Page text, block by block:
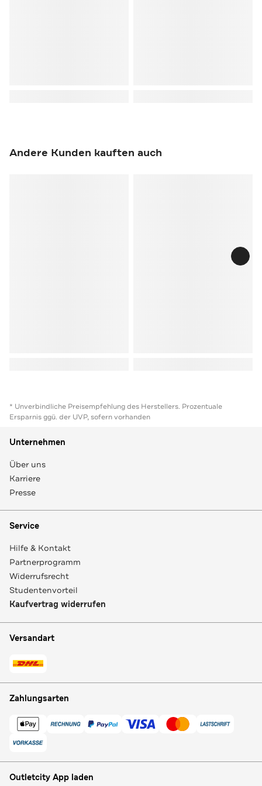
Andere Kunden kauften auch
* Unverbindliche Preisempfehlung des Herstellers. Prozentuale
Ersparnis ggü. der UVP, sofern vorhanden
Unternehmen
Über uns
Karriere
Presse
Service
Hilfe & Kontakt
Partnerprogramm
Widerrufsrecht
Studentenvorteil
Kaufvertrag widerrufen
Versandart
Zahlungsarten
Outletcity App laden